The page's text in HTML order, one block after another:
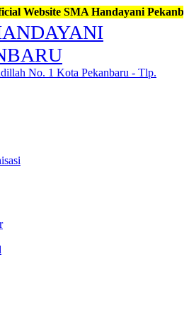
SMA Handayani Pekanbaru, Jl.
No. 1 Kota Pekanbaru - Tlp.